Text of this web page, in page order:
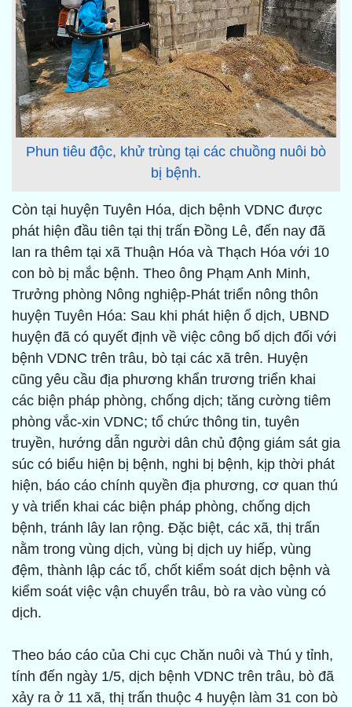
Phun tiêu độc, khử trùng tại các chuồng nuôi bò
bị bệnh.
Còn tại huyện Tuyên Hóa, dịch bệnh VDNC được
phát hiện đầu tiên tại thị trấn Đồng Lê, đến nay đã
lan ra thêm tại xã Thuận Hóa và Thạch Hóa với 10
con bò bị mắc bệnh. Theo ông Phạm Anh Minh,
Trưởng phòng Nông nghiệp-Phát triển nông thôn
huyện Tuyên Hóa: Sau khi phát hiện ổ dịch, UBND
huyện đã có quyết định về việc công bố dịch đối với
bệnh VDNC trên trâu, bò tại các xã trên. Huyện
cũng yêu cầu địa phương khẩn trương triển khai
các biện pháp phòng, chống dịch; tăng cường tiêm
phòng vắc-xin VDNC; tổ chức thông tin, tuyên
truyền, hướng dẫn người dân chủ động giám sát gia
súc có biểu hiện bị bệnh, nghi bị bệnh, kịp thời phát
hiện, báo cáo chính quyền địa phương, cơ quan thú
y và triển khai các biện pháp phòng, chống dịch
bệnh, tránh lây lan rộng. Đặc biệt, các xã, thị trấn
nằm trong vùng dịch, vùng bị dịch uy hiếp, vùng
đệm, thành lập các tổ, chốt kiểm soát dịch bệnh và
kiểm soát việc vận chuyển trâu, bò ra vào vùng có
dịch.
Theo báo cáo của Chi cục Chăn nuôi và Thú y tỉnh,
tính đến ngày 1/5, dịch bệnh VDNC trên trâu, bò đã
xảy ra ở 11 xã, thị trấn thuộc 4 huyện làm 31 con bò